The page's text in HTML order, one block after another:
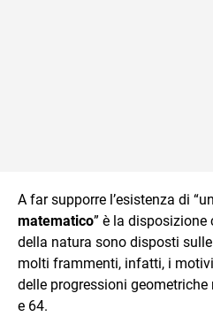
A far supporre l’esistenza di “un
matematico” è la
della natura sono disposti
molti frammenti, infatti, i
delle progressioni
e 64.